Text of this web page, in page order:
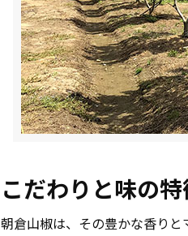
こだわりと味の特
朝倉山椒は、その豊かな香りと